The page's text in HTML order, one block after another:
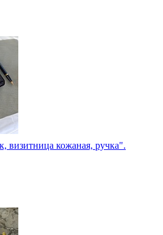
визитница кожаная, pучка".